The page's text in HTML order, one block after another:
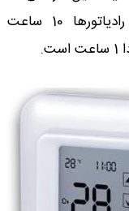
زمان پیش گرمایش در